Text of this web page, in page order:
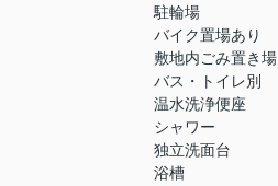
駐輪場
バイク置場あり
敷地内ごみ置き場
バス・トイレ別
温水洗浄便座
シャワー
独立洗面台
浴槽